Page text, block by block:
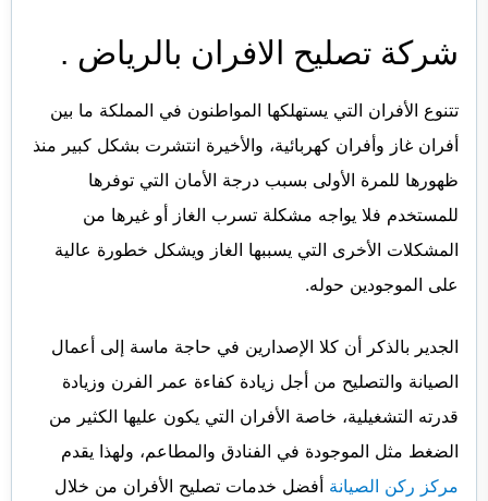
شركة تصليح الافران بالرياض .
تتنوع الأفران التي يستهلكها المواطنون في المملكة ما بين
أفران غاز وأفران كهربائية، والأخيرة انتشرت بشكل كبير منذ
ظهورها للمرة الأولى بسبب درجة الأمان التي توفرها
للمستخدم فلا يواجه مشكلة تسرب الغاز أو غيرها من
المشكلات الأخرى التي يسببها الغاز ويشكل خطورة عالية
على الموجودين حوله.
الجدير بالذكر أن كلا الإصدارين في حاجة ماسة إلى أعمال
الصيانة والتصليح من أجل زيادة كفاءة عمر الفرن وزيادة
قدرته التشغيلية، خاصة الأفران التي يكون عليها الكثير من
الضغط مثل الموجودة في الفنادق والمطاعم، ولهذا يقدم
مركز ركن الصيانة أفضل خدمات تصليح الأفران من خلال